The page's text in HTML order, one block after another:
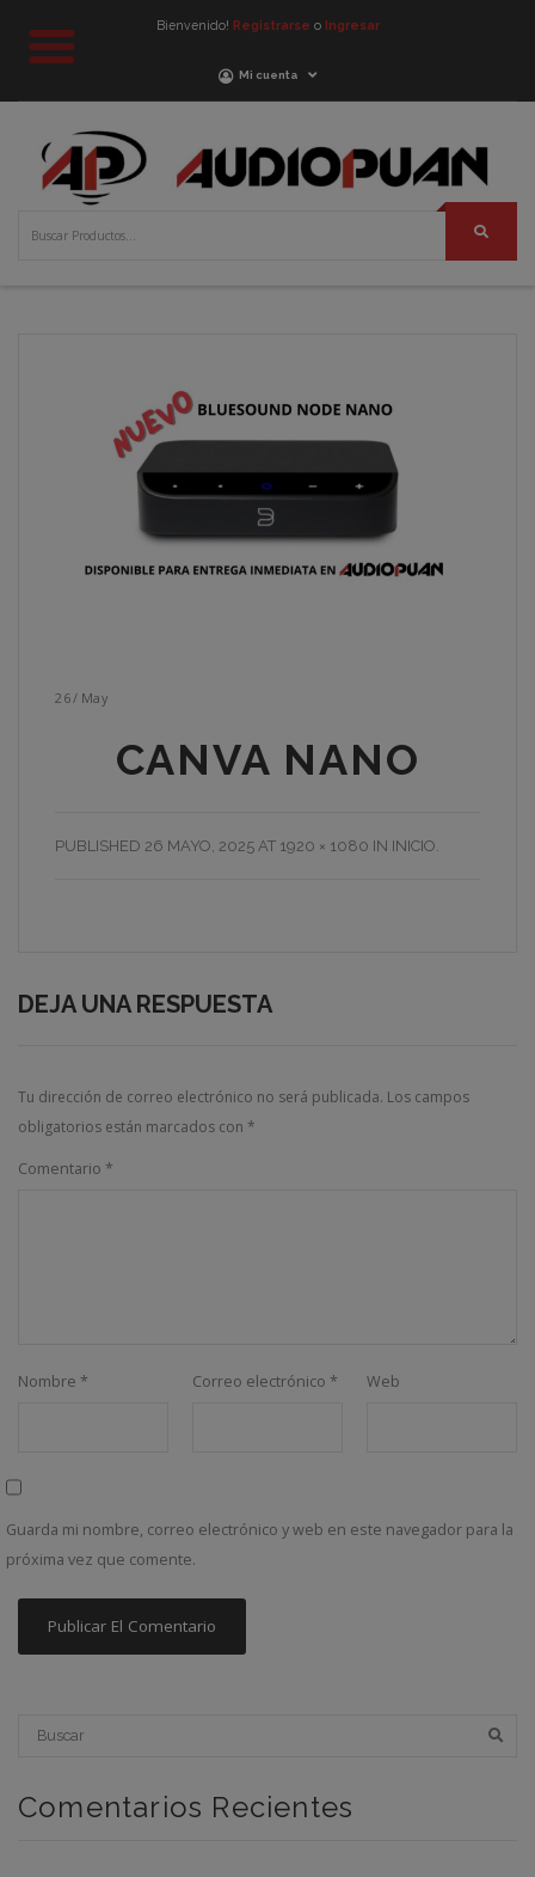
Bienvenido! Registrarse o Ingresar
Mi cuenta
26 / May
CANVA NANO
PUBLISHED 26 MAYO, 2025 AT 1920 × 1080 IN INICIO
DEJA UNA RESPUESTA
Tu dirección de correo electrónico no será publicada. Los campos
obligatorios están marcados con *
Comentario *
Nombre * Correo electrónico * Web
Guarda mi nombre, correo electrónico y web en este navegador para la
próxima vez que comente.
Comentarios Recientes